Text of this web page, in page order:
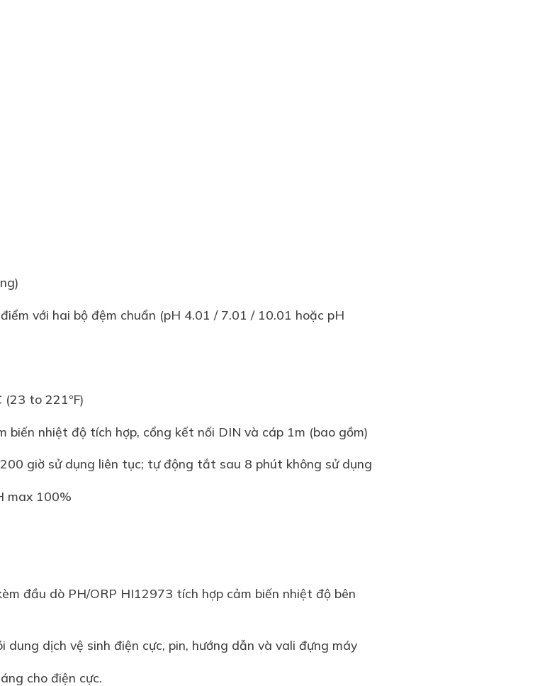
với hai bộ đệm chuẩn (pH 4.01 / 7.01 / 10.01 hoặc pH
to 221ºF)
nhiệt độ tích hợp, cổng kết nối DIN và cáp 1m (bao gồm)
sử dụng liên tục; tự động tắt sau 8 phút không sử dụng
max 100%
đầu dò PH/ORP HI12973 tích hợp cảm biến nhiệt độ bên
dịch vệ sinh điện cực, pin, hướng dẫn và vali đựng máy
cho điện cực.